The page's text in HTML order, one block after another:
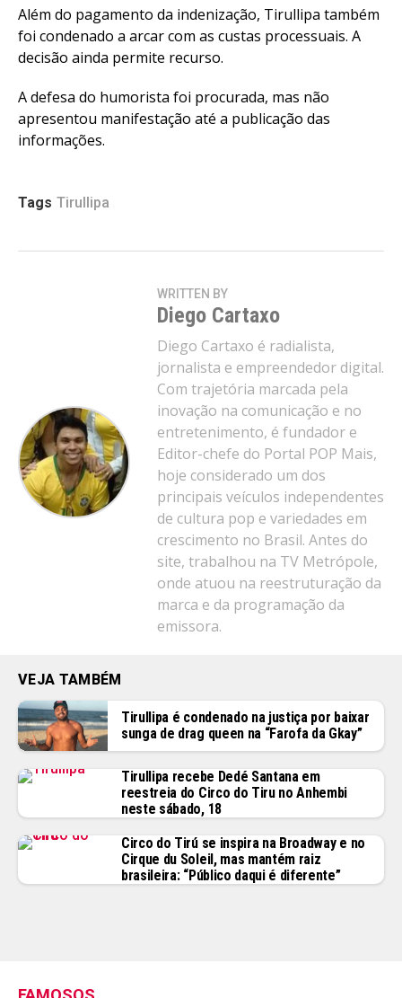
Além do pagamento da indenização, Tirullipa também
foi condenado a arcar com as custas processuais. A
decisão ainda permite recurso.
A defesa do humorista foi procurada, mas não
apresentou manifestação até a publicação das
informações.
Tags Tirullipa
WRITTEN BY
Diego Cartaxo
Diego Cartaxo é radialista,
jornalista e empreendedor digital.
Com trajetória marcada pela
inovação na comunicação e no
entretenimento, é fundador e
Editor-chefe do Portal POP Mais,
hoje considerado um dos
principais veículos independentes
de cultura pop e variedades em
crescimento no Brasil. Antes do
site, trabalhou na TV Metrópole,
onde atuou na reestruturação da
marca e da programação da
emissora.
VEJA TAMBÉM
Tirullipa é condenado na justiça por baixar
sunga de drag queen na “Farofa da Gkay”
Tirullipa recebe Dedé Santana em
reestreia do Circo do Tiru no Anhembi
neste sábado, 18
Circo do Tirú se inspira na Broadway e no
Cirque du Soleil, mas mantém raiz
brasileira: “Público daqui é diferente”